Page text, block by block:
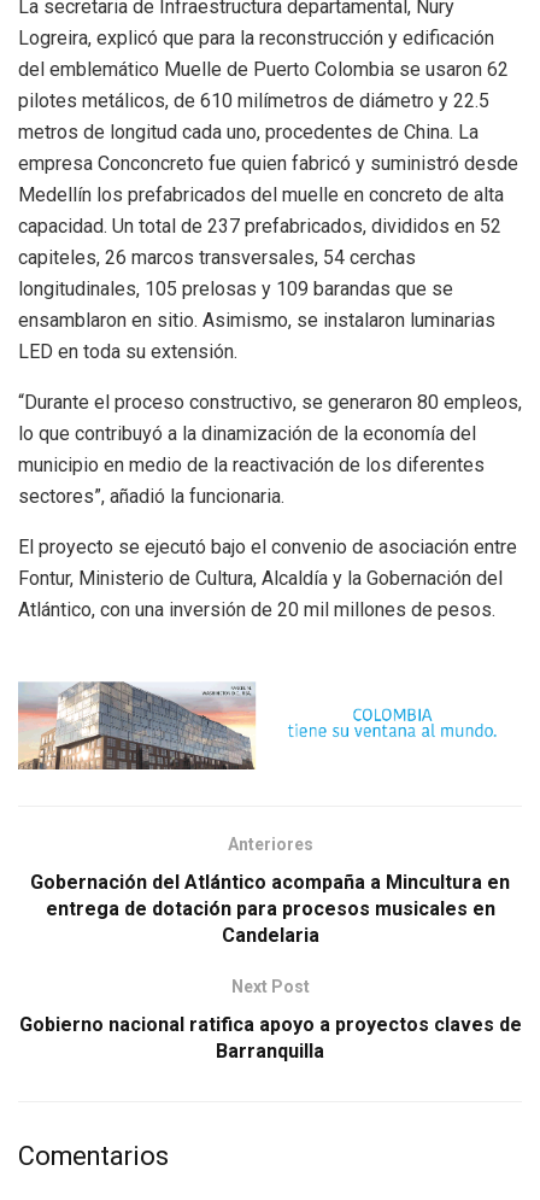
La secretaria de Infraestructura departamental, Nury
Logreira, explicó que para la reconstrucción y edificación
del emblemático Muelle de Puerto Colombia se usaron 62
pilotes metálicos, de 610 milímetros de diámetro y 22.5
metros de longitud cada uno, procedentes de China. La
empresa Conconcreto fue quien fabricó y suministró desde
Medellín los prefabricados del muelle en concreto de alta
capacidad. Un total de 237 prefabricados, divididos en 52
capiteles, 26 marcos transversales, 54 cerchas
longitudinales, 105 prelosas y 109 barandas que se
ensamblaron en sitio. Asimismo, se instalaron luminarias
LED en toda su extensión.
“Durante el proceso constructivo, se generaron 80 empleos,
lo que contribuyó a la dinamización de la economía del
municipio en medio de la reactivación de los diferentes
sectores”, añadió la funcionaria.
El proyecto se ejecutó bajo el convenio de asociación entre
Fontur, Ministerio de Cultura, Alcaldía y la Gobernación del
Atlántico, con una inversión de 20 mil millones de pesos.
Anteriores
Gobernación del Atlántico acompaña a Mincultura en
entrega de dotación para procesos musicales en
Candelaria
Next Post
Gobierno nacional ratifica apoyo a proyectos claves de
Barranquilla
Comentarios